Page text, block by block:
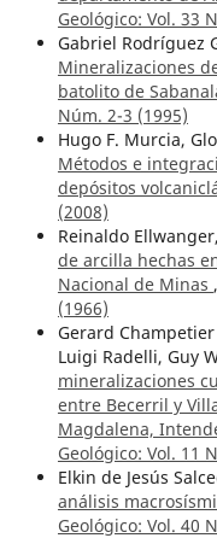
Geológico: Vol. 33
Gabriel Rodríguez
Mineralizaciones
batolito de
Núm. 2-3 (1995)
Hugo F. Murcia,
Métodos e
depósitos
(2008)
Reinaldo Ellwanger,
de arcilla hechas
Nacional de Minas ,
(1966)
Gerard Champetier
Luigi Radelli, Guy
mineralizaciones
entre Becerril y
Magdalena,
Geológico: Vol. 11
Elkin de Jesús
análisis
Geológico: Vol. 40